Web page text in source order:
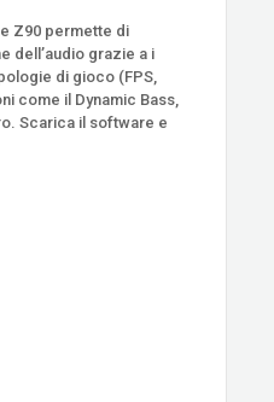
Z90 permette di
dell’audio grazie a i
di gioco (FPS,
come il Dynamic Bass,
Scarica il software e